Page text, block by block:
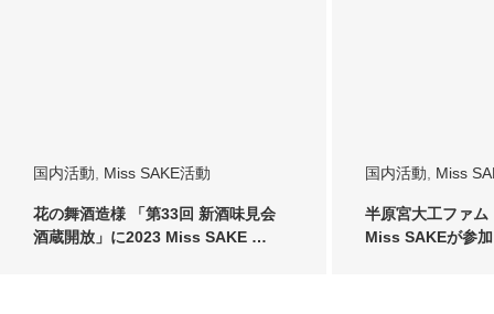
国内活動 Miss SAKE活動
花の舞酒造様 「第33回 新酒味見会
酒蔵開放」に2023 Miss SAKE …
国内活動 Miss
半原宮大工ファ
Miss SAKEが参